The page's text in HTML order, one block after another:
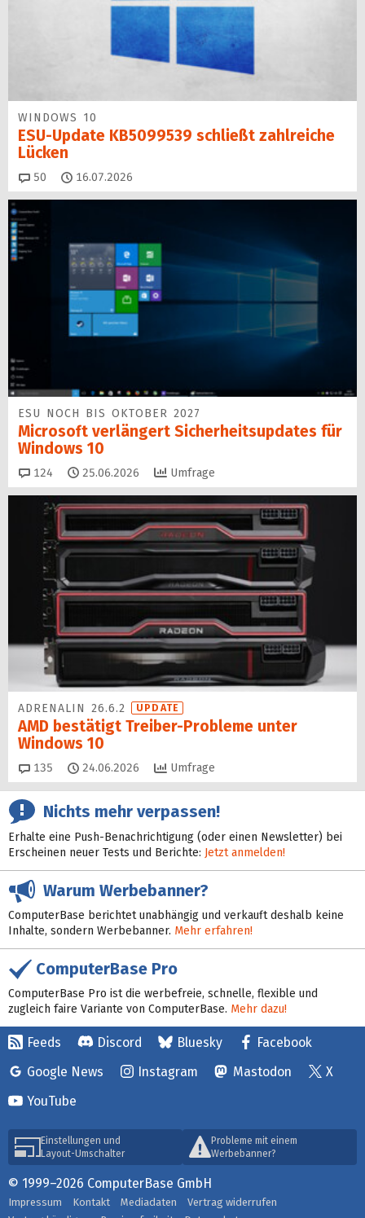
WINDOWS 10
ESU-Update KB5099539 schließt zahlreiche
Lücken
50 Kommentare
16.07.2026
ESU NOCH BIS OKTOBER 2027
Microsoft verlängert Sicherheitsupdates für
Windows 10
124 Kommentare
25.06.2026 Umfrage
ADRENALIN 26.6.2 UPDATE
AMD bestätigt Treiber-Probleme unter
Windows 10
135 Kommentare
24.06.2026 Umfrage
Nichts mehr verpassen!
Erhalte eine Push-Benachrichtigung (oder einen Newsletter) bei
Erscheinen neuer Tests und Berichte: Jetzt anmelden!
Warum Werbebanner?
ComputerBase berichtet unabhängig und verkauft deshalb keine
Inhalte, sondern Werbebanner. Mehr erfahren!
ComputerBase Pro
ComputerBase Pro ist die werbefreie, schnelle, flexible und
zugleich faire Variante von ComputerBase. Mehr dazu!
Feeds Discord Bluesky
Facebook
Google News
Instagram Mastodon
X
YouTube
Einstellungen und
Layout-Umschalter
Probleme mit einem
Werbebanner?
© 1999–2026 ComputerBase GmbH
Impressum Kontakt Mediadaten
Vertrag widerrufen